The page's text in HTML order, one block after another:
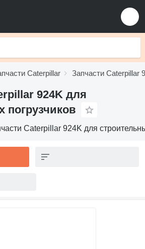
Caterpillar Запчасти Caterpillar
924K для
погрузчиков
Caterpillar 924K для